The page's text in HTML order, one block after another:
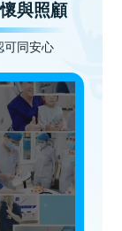
與照顧
可同安心